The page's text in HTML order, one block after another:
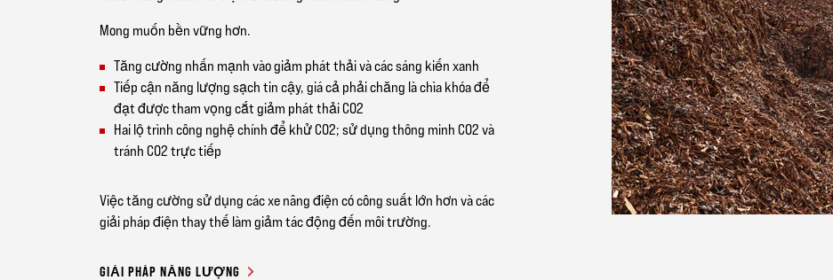
Mong muốn bền vững hơn.
Tăng cường nhấn mạnh vào giảm phát thải và các sáng kiến xanh
Tiếp cận năng lượng sạch tin cậy, giá cả phải chăng là chìa khóa để
đạt được tham vọng cắt giảm phát thải CO2
Hai lộ trình công nghệ chính để khử CO2; sử dụng thông minh CO2 và
tránh CO2 trực tiếp
Việc tăng cường sử dụng các xe nâng điện có công suất lớn hơn và các
giải pháp điện thay thế làm giảm tác động đến môi trường.
GIẢI PHÁP NĂNG LƯỢNG